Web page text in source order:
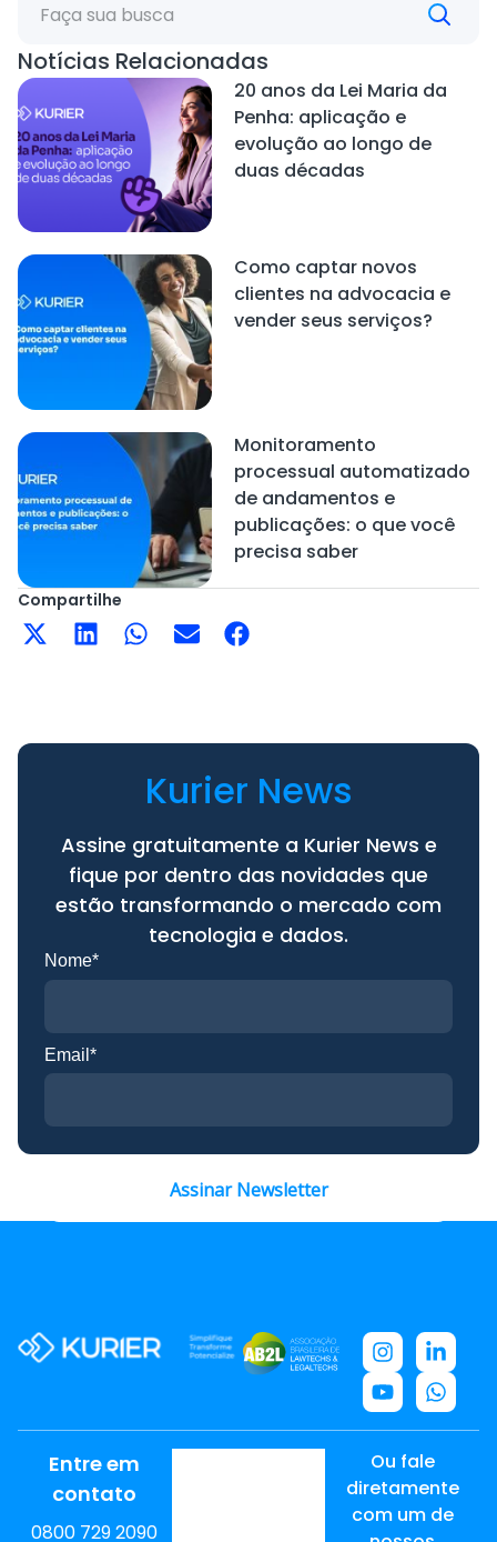
Notícias Relacionadas
20 anos da Lei Maria da
Penha: aplicação e
evolução ao longo de
duas décadas
Como captar novos
clientes na advocacia e
vender seus serviços?
Monitoramento
processual automatizado
de andamentos e
publicações: o que você
precisa saber
Compartilhe
Kurier News
Assine gratuitamente a Kurier News e
fique por dentro das novidades que
estão transformando o mercado com
tecnologia e dados.
Nome*
Email*
Assinar Newsletter
Entre em
contato
0800 729 2090
Ou fale
diretamente
com um de